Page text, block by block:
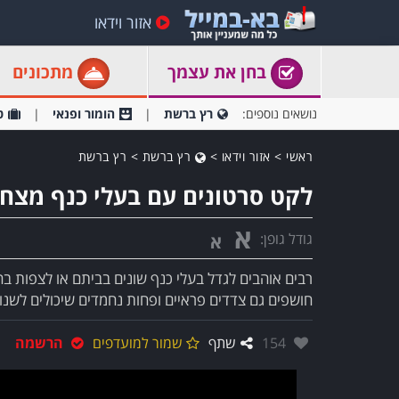
אזור וידאו
בחן את עצמך מתכונים
נושאים נוספים: רץ ברשת הומור ופנאי
ראשי > אזור וידאו > רץ ברשת > רץ ברשת
לקט סרטונים עם בעלי כנף
גודל גופן: א א
רבים אוהבים לגדל בעלי כנף שונים בביתם או
חושפים גם צדדים פראיים ופחות נחמדים שיכולים
אהבו:
154 שתף שמור למועדפים הרשמה